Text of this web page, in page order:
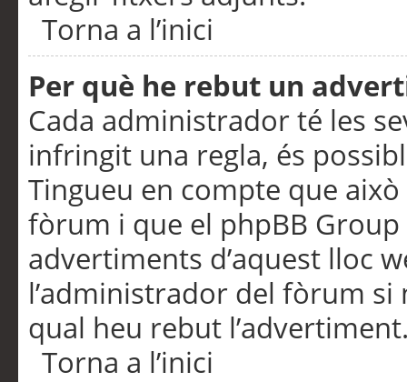
Torna a l’inici
Per què he rebut un
Cada administrador té les
infringit una regla, és
Tingueu en compte que
fòrum i que el phpBB
advertiments d’aquest lloc
l’administrador del fòrum
qual heu rebut
Torna a l’inici